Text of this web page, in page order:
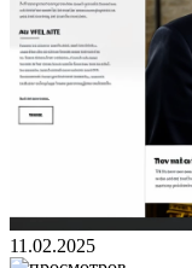
11.02.2025